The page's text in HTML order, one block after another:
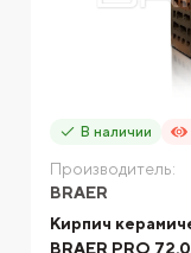
В наличии
Производитель:
BRAER
Кирпич
BRAER PRO